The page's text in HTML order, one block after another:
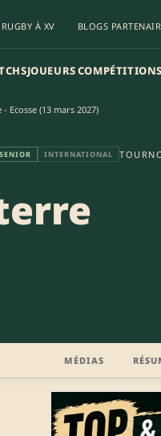
RUGBY À XV BLOGS
JOUEURSCOMPÉTITIONS
Ecosse (13 mars 2027)
| Tournoi
SENIOR INTERNATIONAL
MÉDIAS